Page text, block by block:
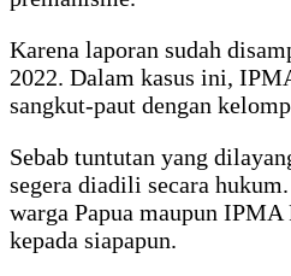
Karena laporan sudah
2022. Dalam kasus ini,
sangkut-paut dengan
Sebab tuntutan yang
segera diadili secara
warga Papua maupun
kepada siapapun.